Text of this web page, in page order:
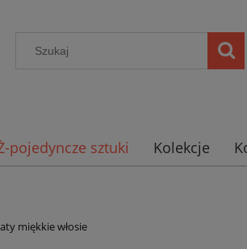
pojedyncze sztuki Kolekcje
miękkie włosie